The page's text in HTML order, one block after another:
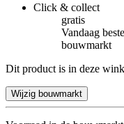
Click & collect
gratis
Vandaag
bouwmarkt
Dit product is in deze
Wijzig bouwmarkt